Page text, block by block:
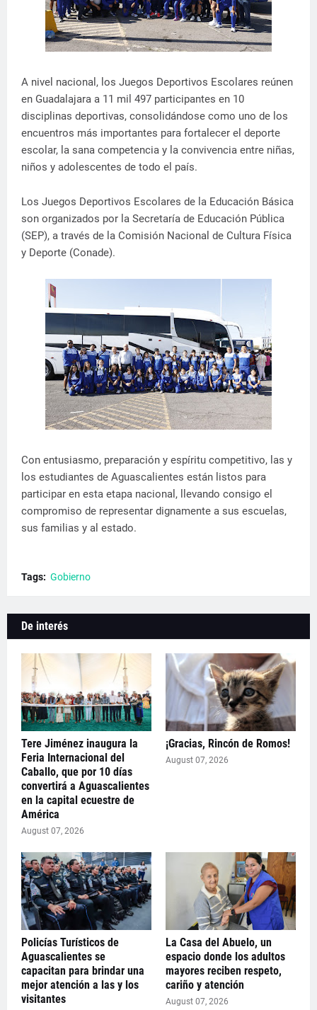
A nivel nacional, los Juegos Deportivos Escolares reúnen
en Guadalajara a 11 mil 497 participantes en 10
disciplinas deportivas, consolidándose como uno de los
encuentros más importantes para fortalecer el deporte
escolar, la sana competencia y la convivencia entre niñas,
niños y adolescentes de todo el país.
Los Juegos Deportivos Escolares de la Educación Básica
son organizados por la Secretaría de Educación Pública
(SEP), a través de la Comisión Nacional de Cultura Física
y Deporte (Conade).
Con entusiasmo, preparación y espíritu competitivo, las y
los estudiantes de Aguascalientes están listos para
participar en esta etapa nacional, llevando consigo el
compromiso de representar dignamente a sus escuelas,
sus familias y al estado.
Tags: Gobierno
De interés
Tere Jiménez inaugura la
Feria Internacional del
Caballo, que por 10 días
convertirá a Aguascalientes
en la capital ecuestre de
América
August 07, 2026
¡Gracias, Rincón de Romos!
August 07, 2026
Policías Turísticos de
Aguascalientes se
capacitan para brindar una
mejor atención a las y los
visitantes
La Casa del Abuelo, un
espacio donde los adultos
mayores reciben respeto,
cariño y atención
August 07, 2026